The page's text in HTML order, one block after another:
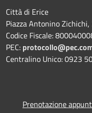
Città di Erice
Piazza Antonino
Codice Fiscale:
PEC:
Centralino Unico: 0923
Prenotazione